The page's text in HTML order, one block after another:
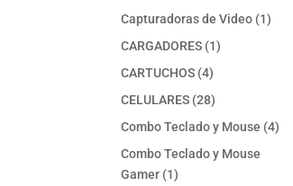
productos
Capturadoras de Video 11
CARGADORES 11
CARTUCHOS 44
productos
CELULARES 2828
productos
Combo Teclado y Mouse 44
Combo Teclado y Mouse
Gamer 11